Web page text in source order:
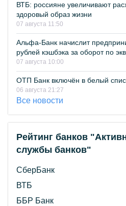
ВТБ: россияне увеличивают
здоровый образ жизни
07 августа 11:50
Альфа-Банк начислит
рублей кэшбэка за оборот по
07 августа 10:00
ОТП Банк включён в белый
06 августа 21:27
Все новости
Рейтинг банков
службы банков"
СберБанк
ВТБ
ББР Банк